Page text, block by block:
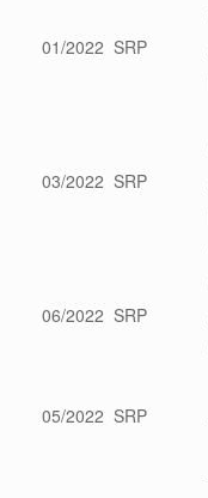
01/2022 SRP
03/2022 SRP
06/2022 SRP
05/2022 SRP